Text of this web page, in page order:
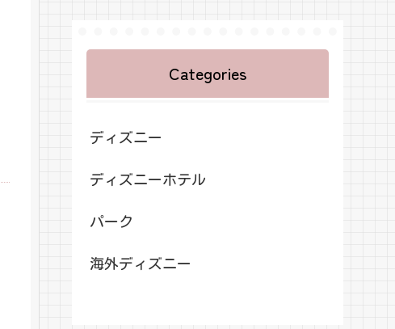
Categories
ディズニー
ディズニーホテル
パーク
海外ディズニー